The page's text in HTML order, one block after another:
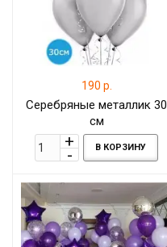
190 р.
Серебряные металлик 30
см
В КОРЗИНУ